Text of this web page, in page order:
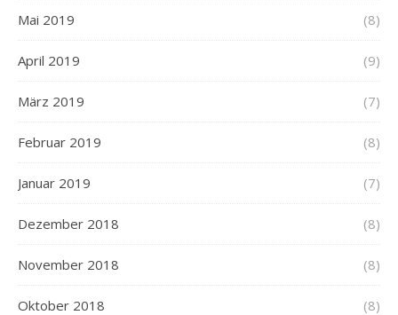
Mai 2019 (8)
April 2019 (9)
März 2019 (7)
Februar 2019 (8)
Januar 2019 (7)
Dezember 2018 (8)
November 2018 (8)
Oktober 2018 (8)